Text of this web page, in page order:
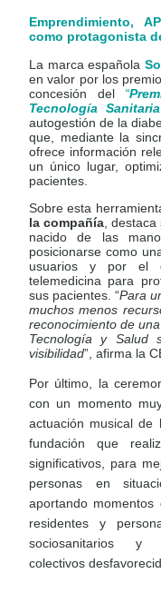
Emprendimiento,
como protagonista
La marca española
en valor por los
concesión del “
Tecnología Sanitaria
autogestión de la
que, mediante la
ofrece información
un único lugar,
pacientes.
Sobre esta
la compañía ,
nacido de las
posicionarse como
usuarios y por el
telemedicina para
sus pacientes. “Para
muchos menos
reconocimiento de
Tecnología y Salud
visibilidad”, afirma la
Por último, la
con un momento
actuación musical de
fundación que
significativos, para
personas en
aportando
residentes y
sociosanitarios
colectivos